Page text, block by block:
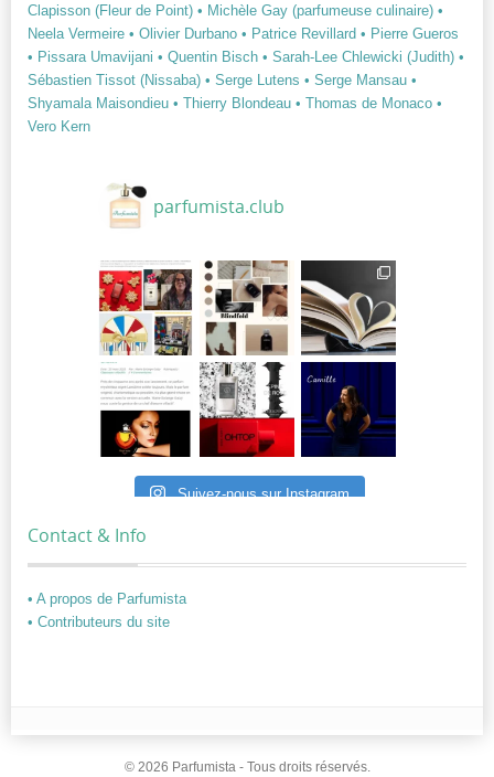
Clapisson (Fleur de Point) • Michèle Gay (parfumeuse culinaire) •
Neela Vermeire • Olivier Durbano • Patrice Revillard • Pierre Gueros
• Pissara Umavijani • Quentin Bisch • Sarah-Lee Chlewicki (Judith) •
Sébastien Tissot (Nissaba) • Serge Lutens • Serge Mansau •
Shyamala Maisondieu • Thierry Blondeau • Thomas de Monaco •
Vero Kern
parfumista.club
Suivez-nous sur Instagram
Contact & Info
• A propos de Parfumista
• Contributeurs du site
© 2026 Parfumista - Tous droits réservés.